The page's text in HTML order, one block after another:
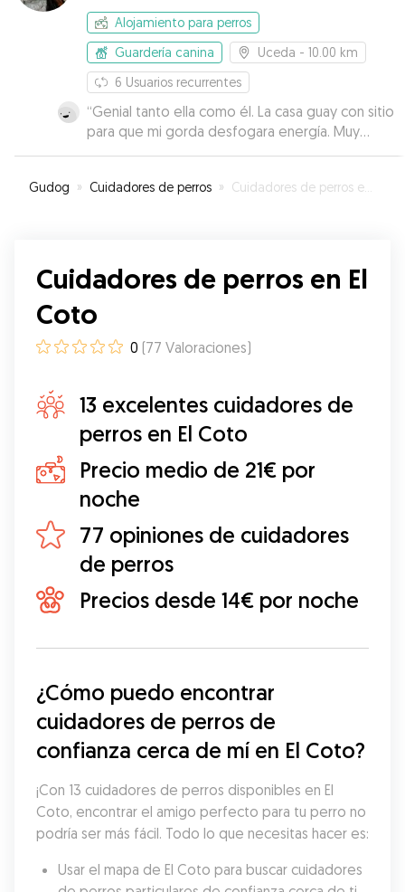
Alojamiento para perros
Guardería canina
Uceda - 10.00 km
6 Usuarios recurrentes
“Genial tanto ella como él. La casa guay con sitio
para que mi gorda desfogara energía. Muy
contentos.”
Gudog » Cuidadores de perros » Cuidadores de perros en El Coto
Cuidadores de perros en El
Coto
0 (77 Valoraciones)
13 excelentes cuidadores de
perros en El Coto
Precio medio de 21€ por
noche
77 opiniones de cuidadores
de perros
Precios desde 14€ por noche
¿Cómo puedo encontrar
cuidadores de perros de
confianza cerca de mí en El Coto?
¡Con 13 cuidadores de perros disponibles en El
Coto, encontrar el amigo perfecto para tu perro no
podría ser más fácil. Todo lo que necesitas hacer es:
Usar el mapa de El Coto para buscar cuidadores